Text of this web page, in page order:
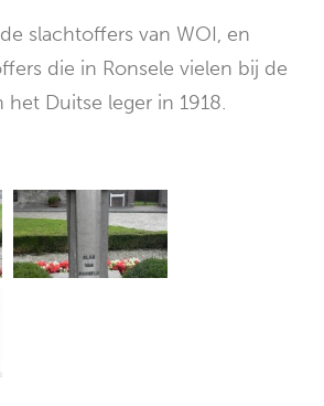
slachtoffers van WOI, en
die in Ronsele vielen bij de
Duitse leger in 1918.